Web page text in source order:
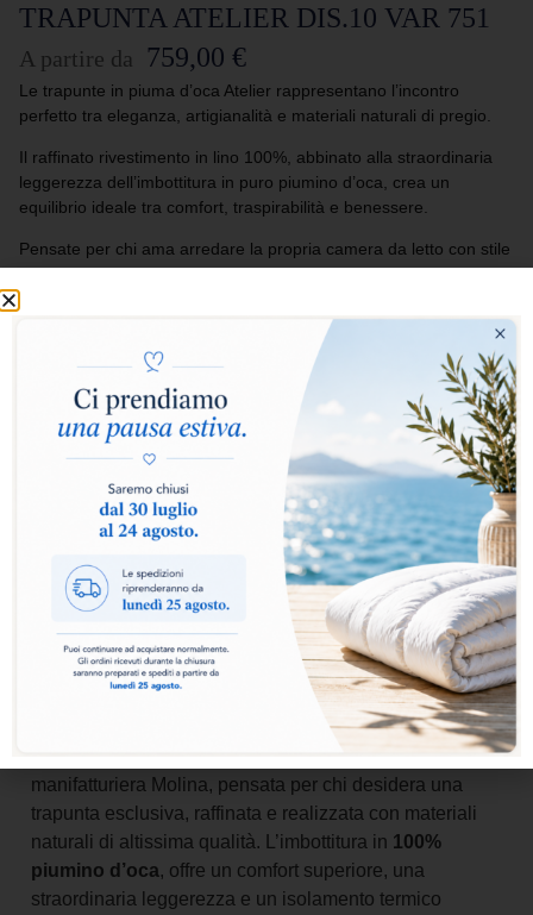
TRAPUNTA ATELIER DIS.10 VAR 751
A partire da 759,00 €
Le trapunte in piuma d’oca Atelier rappresentano l’incontro
perfetto tra eleganza, artigianalità e materiali naturali di pregio.
Il raffinato rivestimento in lino 100%, abbinato alla straordinaria
leggerezza dell’imbottitura in puro piumino d’oca, crea un
equilibrio ideale tra comfort, traspirabilità e benessere.
Pensate per chi ama arredare la propria camera da letto con stile
ed esclusività, le trapunte Atelier trasformano ogni riposo in
un’esperienza di autentico lusso e naturale morbidezza.
Seleziona i punti calore:
Caldo
Aggiungi al carrello
rappresenta l’eccellenza dell’arte
manifatturiera Molina, pensata per chi desidera una
trapunta esclusiva, raffinata e realizzata con materiali
naturali di altissima qualità. L’imbottitura in 100%
piumino d’oca, offre un comfort superiore, una
straordinaria leggerezza e un isolamento termico